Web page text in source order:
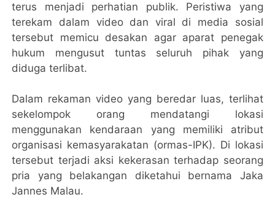
terus menjadi perhatian publik. Peristiwa yang
terekam dalam video dan viral di media sosial
tersebut memicu desakan agar aparat penegak
hukum mengusut tuntas seluruh pihak yang
diduga terlibat.
Dalam rekaman video yang beredar luas, terlihat
sekelompok orang mendatangi lokasi
menggunakan kendaraan yang memiliki atribut
organisasi kemasyarakatan (ormas-IPK). Di lokasi
tersebut terjadi aksi kekerasan terhadap seorang
pria yang belakangan diketahui bernama Jaka
Jannes Malau.